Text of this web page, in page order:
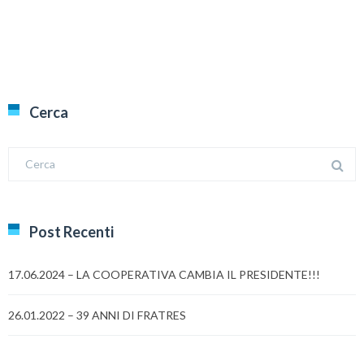
Cerca
Post Recenti
17.06.2024 – LA COOPERATIVA CAMBIA IL PRESIDENTE!!!
26.01.2022 – 39 ANNI DI FRATRES